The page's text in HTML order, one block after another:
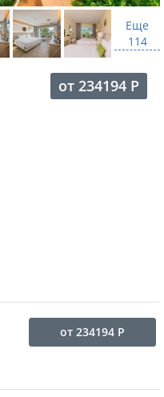
Еще
114
от 234194 Р
от 234194Р